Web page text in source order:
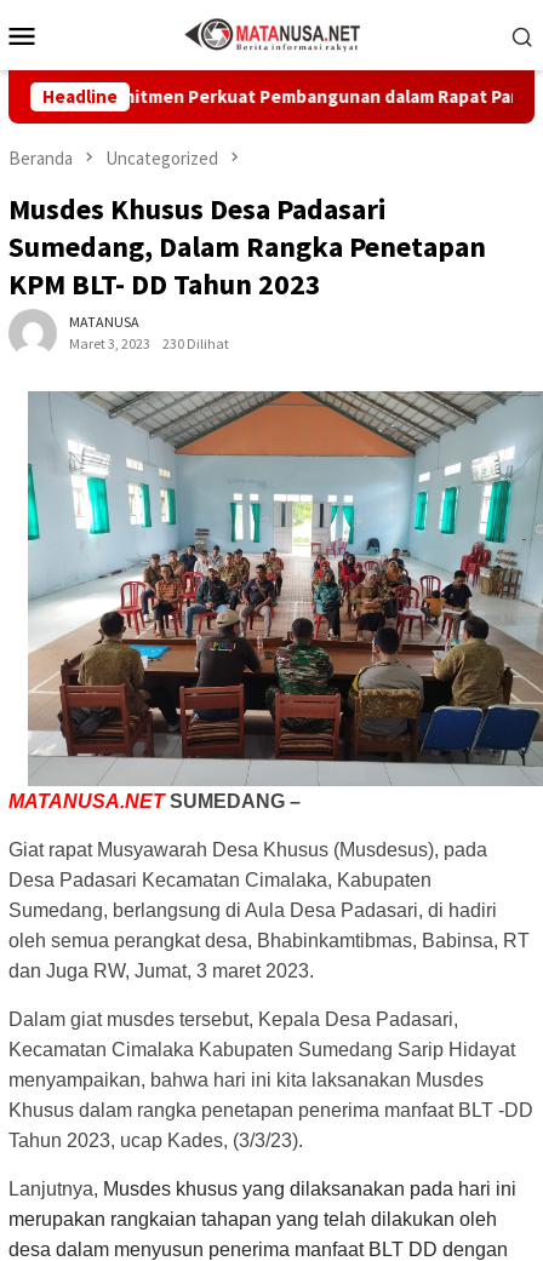
ke
Mobile
Headline
Komitmen Perkuat Pembangunan dalam Rapat Paripurna Dprd
Beranda Uncategorized
Musdes Khusus Desa Padasari
Sumedang, Dalam Rangka Penetapan
KPM BLT- DD Tahun 2023
MATANUSA
Maret 3, 2023
230 Dilihat
MATANUSA.NETSUMEDANG –
Giat rapat Musyawarah Desa Khusus (Musdesus), pada
Desa Padasari Kecamatan Cimalaka, Kabupaten
Sumedang, berlangsung di Aula Desa Padasari, di hadiri
oleh semua perangkat desa, Bhabinkamtibmas, Babinsa, RT
dan Juga RW, Jumat, 3 maret 2023.
Dalam giat musdes tersebut, Kepala Desa Padasari,
Kecamatan Cimalaka Kabupaten Sumedang Sarip Hidayat
menyampaikan, bahwa hari ini kita laksanakan Musdes
Khusus dalam rangka penetapan penerima manfaat BLT -DD
Tahun 2023, ucap Kades, (3/3/23).
Lanjutnya, Musdes khusus yang dilaksanakan pada hari ini
merupakan rangkaian tahapan yang telah dilakukan oleh
desa dalam menyusun penerima manfaat BLT DD dengan